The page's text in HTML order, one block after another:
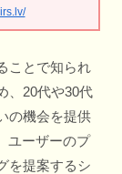
ことで知られ
、20代や30代
の機会を提供
ユーザーのプ
を提案するシ